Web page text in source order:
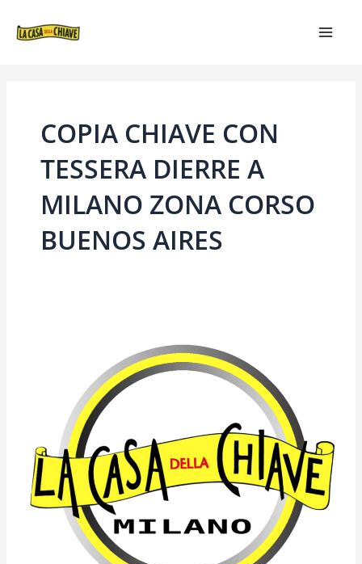
COPIA CHIAVE CON
TESSERA DIERRE A
MILANO ZONA CORSO
BUENOS AIRES
MILANO